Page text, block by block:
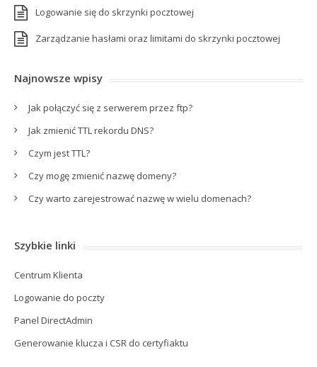
Logowanie się do skrzynki pocztowej
Zarządzanie hasłami oraz limitami do skrzynki pocztowej
Najnowsze wpisy
Jak połączyć się z serwerem przez ftp?
Jak zmienić TTL rekordu DNS?
Czym jest TTL?
Czy mogę zmienić nazwę domeny?
Czy warto zarejestrować nazwę w wielu domenach?
Szybkie linki
Centrum Klienta
Logowanie do poczty
Panel DirectAdmin
Generowanie klucza i CSR do certyfiaktu